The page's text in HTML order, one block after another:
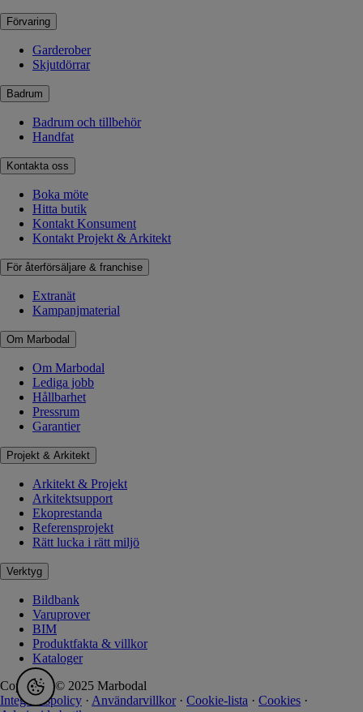
Förvaring
Garderober
Skjutdörrar
Badrum
Badrum och tillbehör
Handfat
Kontakta oss
Boka möte
Hitta butik
Kontakt Konsument
Kontakt Projekt & Arkitekt
För återförsäljare & franchise
Extranät
Kampanjmaterial
Om Marbodal
Om Marbodal
Lediga jobb
Hållbarhet
Pressrum
Garantier
Projekt & Arkitekt
Arkitekt & Projekt
Arkitektsupport
Ekoprestanda
Referensprojekt
Rätt lucka i rätt miljö
Verktyg
Bildbank
Varuprover
BIM
Produktfakta & villkor
Kataloger
Copyright © 2025 Marbodal
Integritetspolicy · Användarvillkor · Cookie-lista · Cookies ·